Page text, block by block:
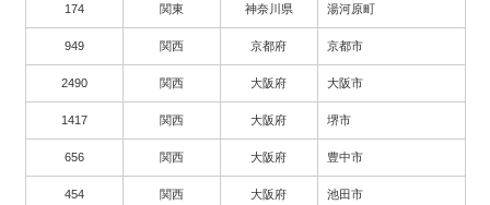
174 関東 神奈川県 湯河原町
949 関西 京都府 京都市
2490 関西 大阪府 大阪市
1417 関西 大阪府 堺市
656 関西 大阪府 豊中市
454 関西 大阪府 池田市